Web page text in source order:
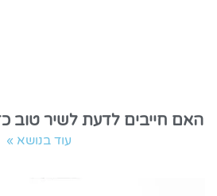
האם חייבים לדעת לשיר טוב
עוד בנושא »